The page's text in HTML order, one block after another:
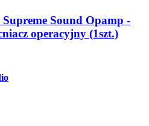
Sound Opamp -
operacyjny (1szt.)